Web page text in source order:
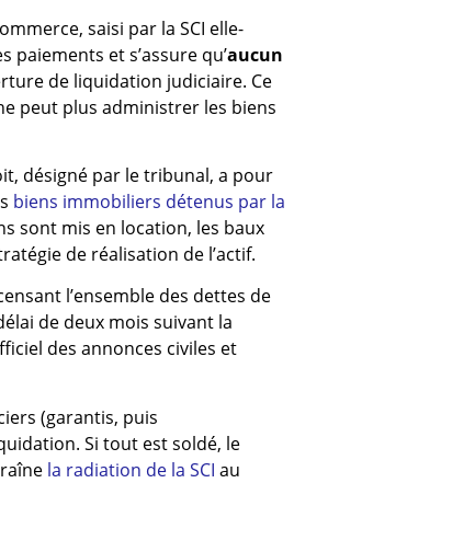
saisi par la SCI elle-
paiements et s’assure qu’aucun
de liquidation judiciaire. Ce
peut plus administrer les biens
désigné par le tribunal, a pour
biens immobiliers détenus par la
sont mis en location, les baux
de réalisation de l’actif.
l’ensemble des dettes de
de deux mois suivant la
des annonces civiles et
(garantis, puis
Si tout est soldé, le
la radiation de la SCI au